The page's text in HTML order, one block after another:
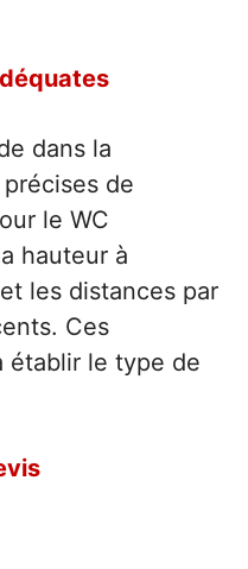
dans la
de
le WC
hauteur à
les distances par
Ces
établir le type de